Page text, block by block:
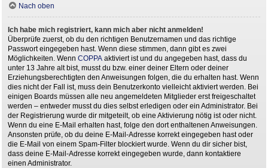
Nach oben
Ich habe mich registriert, kann mich aber nicht anmelden!
Überprüfe zuerst, ob du den richtigen Benutzernamen und das richtige
Passwort eingegeben hast. Wenn diese stimmen, dann gibt es zwei
Möglichkeiten. Wenn COPPA aktiviert ist und du angegeben hast, dass du
unter 13 Jahre alt bist, musst du bzw. einer deiner Eltern oder deiner
Erziehungsberechtigten den Anweisungen folgen, die du erhalten hast. Wenn
dies nicht der Fall ist, muss dein Benutzerkonto vielleicht aktiviert werden. Bei
einigen Boards müssen alle neu angemeldeten Mitglieder erst freigeschaltet
werden – entweder musst du dies selbst erledigen oder ein Administrator. Bei
der Registrierung wurde dir mitgeteilt, ob eine Aktivierung nötig ist oder nicht.
Wenn du eine E-Mail erhalten hast, folge den dort enthaltenen Anweisungen.
Ansonsten prüfe, ob du deine E-Mail-Adresse korrekt eingegeben hast oder
die E-Mail von einem Spam-Filter blockiert wurde. Wenn du dir sicher bist,
dass deine E-Mail-Adresse korrekt eingegeben wurde, dann kontaktiere
einen Administrator.